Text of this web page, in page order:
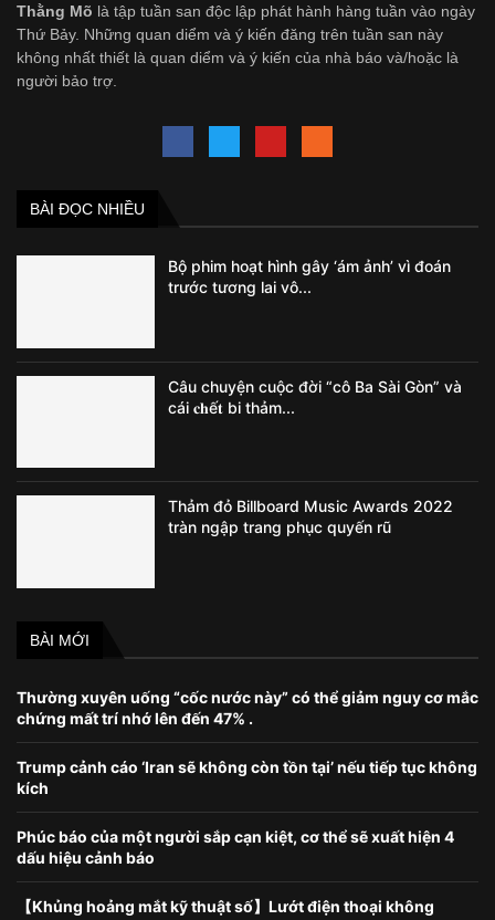
Thằng Mõ là tập tuần san độc lập phát hành hàng tuần vào ngày
Thứ Bảy. Những quan diểm và ý kiến đăng trên tuần san này
không nhất thiết là quan diểm và ý kiến của nhà báo và/hoặc là
người bảo trợ.
BÀI ĐỌC NHIỀU
Bộ phim hoạt hình gây ‘ám ảnh’ vì đoán
trước tương lai vô...
Câu chuyện cuộc đời “cô Ba Sài Gòn” và
cái 𝐜𝐡ế𝐭 bi thảm...
Thảm đỏ Billboard Music Awards 2022
tràn ngập trang phục quyến rũ
BÀI MỚI
Thường xuyên uống “cốc nước này” có thể giảm nguy cơ mắc
chứng mất trí nhớ lên đến 47% .
Trump cảnh cáo ‘Iran sẽ không còn tồn tại’ nếu tiếp tục không
kích
Phúc báo của một người sắp cạn kiệt, cơ thể sẽ xuất hiện 4
dấu hiệu cảnh báo
【Khủng hoảng mắt kỹ thuật số】Lướt điện thoại không